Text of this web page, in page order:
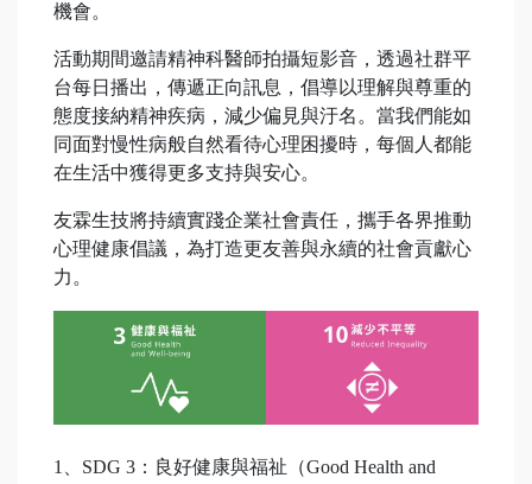
機會。
活動期間邀請精神科醫師拍攝短影音，透過社群平
台每日播出，傳遞正向訊息，倡導以理解與尊重的
態度接納精神疾病，減少偏見與汙名。當我們能如
同面對慢性病般自然看待心理困擾時，每個人都能
在生活中獲得更多支持與安心。
友霖生技將持續實踐企業社會責任，攜手各界推動
心理健康倡議，為打造更友善與永續的社會貢獻心
力。
1、SDG 3：良好健康與福祉（Good Health and